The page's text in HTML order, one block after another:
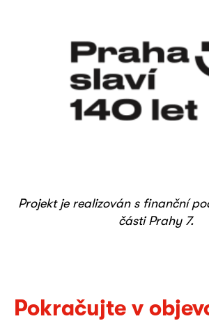
Projekt je realizován s finanční
části Prahy 7.
Pokračujte v